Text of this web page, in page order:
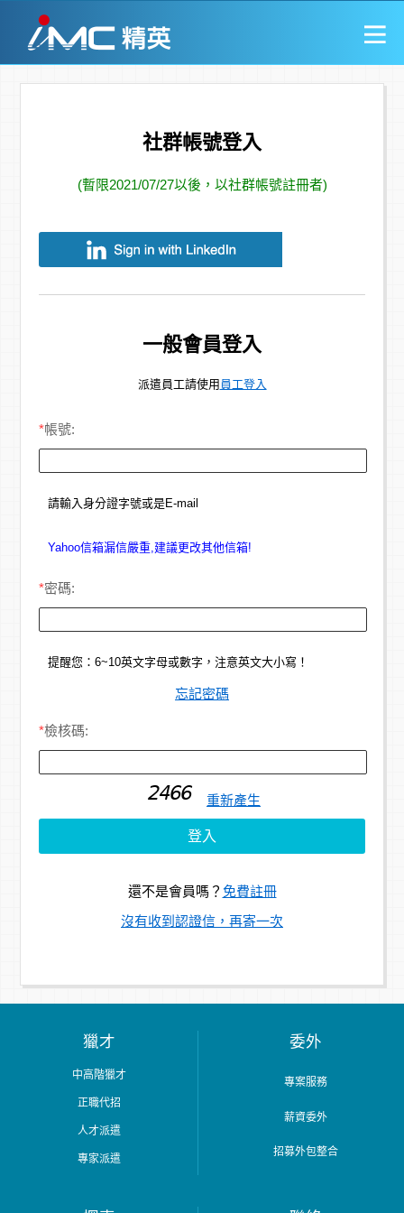
社群帳號登入
(暫限2021/07/27以後，以社群帳號註冊者)
一般會員登入
派遣員工請使用 員工登入
*帳號:
請輸入身分證字號或是E-mail
Yahoo信箱漏信嚴重,建議更改其他信箱!
*密碼:
提醒您：6~10英文字母或數字，注意英文大小寫！
忘記密碼
*檢核碼:
重新產生
還不是會員嗎？ 免費註冊
沒有收到認證信，再寄一次
獵才
中高階獵才
正職代招
人才派遣
專家派遣
委外
專案服務
薪資委外
招募外包整合